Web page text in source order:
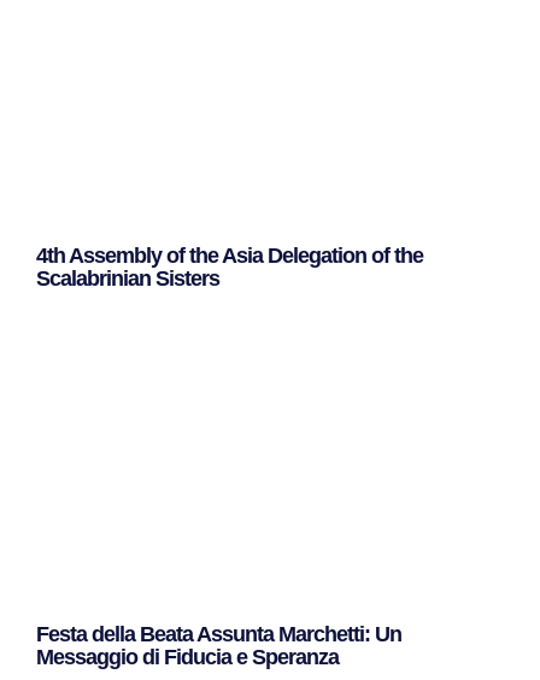
4th Assembly of the Asia Delegation of the
Scalabrinian Sisters
Festa della Beata Assunta Marchetti: Un
Messaggio di Fiducia e Speranza